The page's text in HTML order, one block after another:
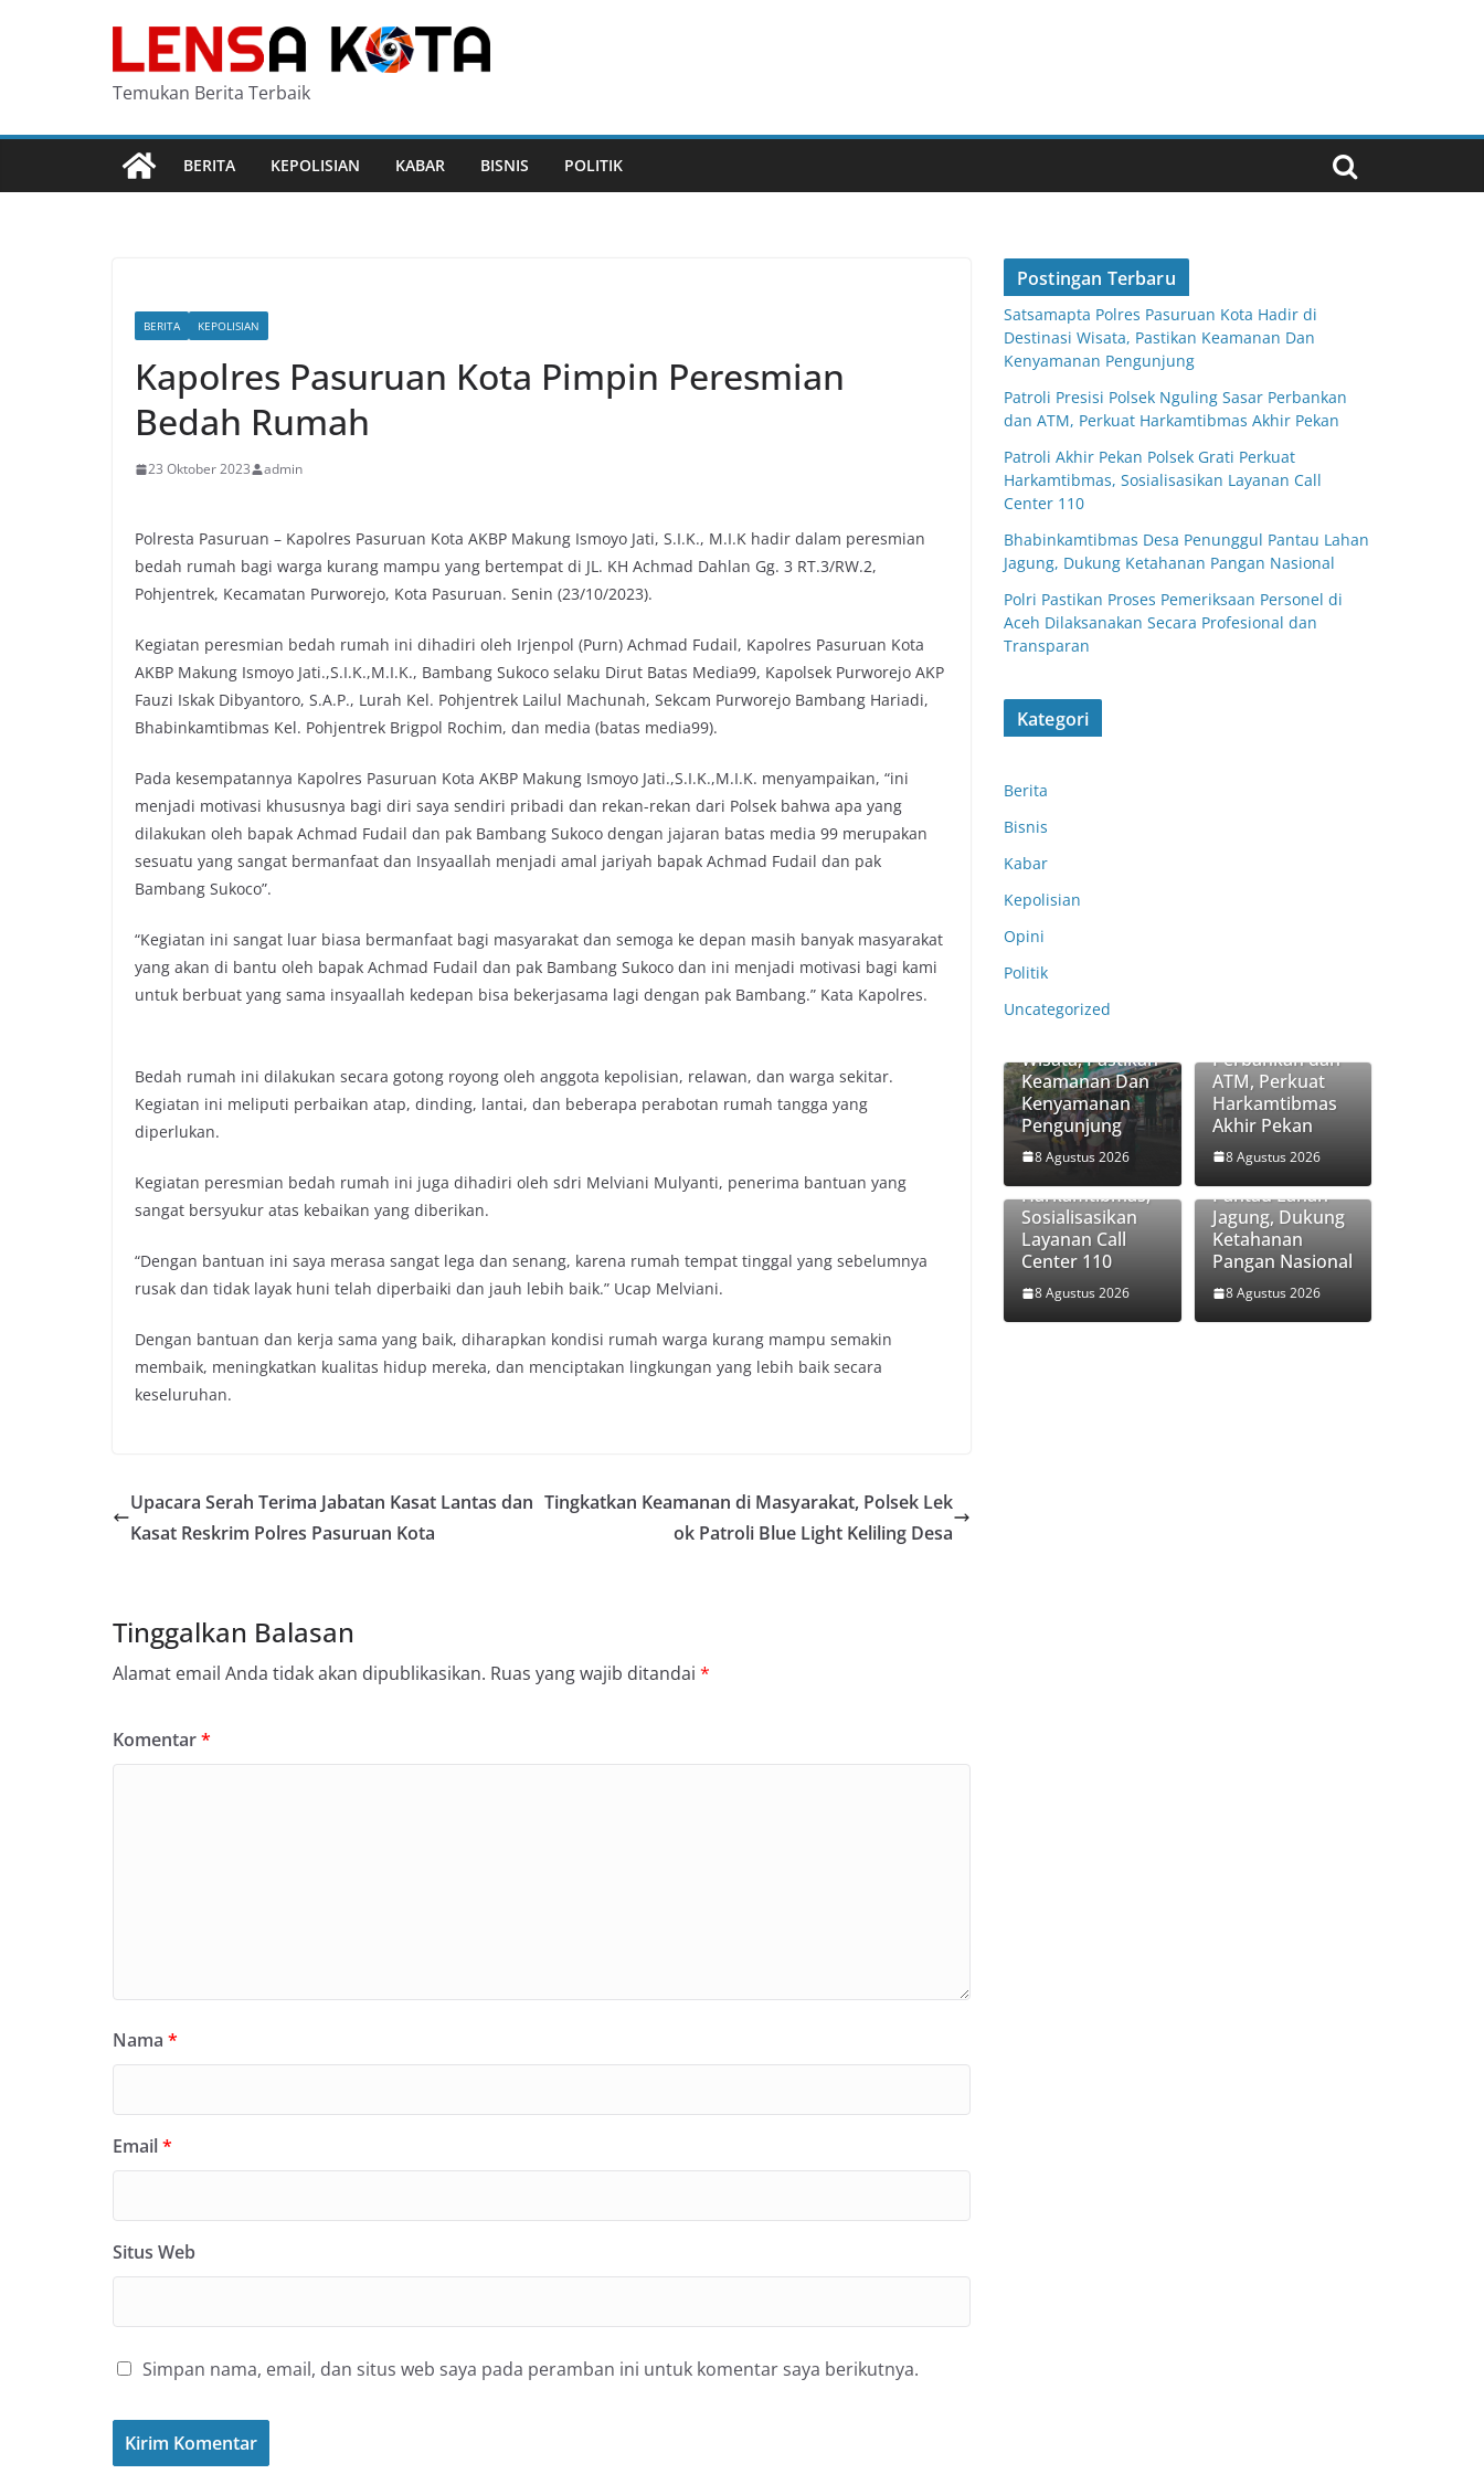
Temukan Berita Terbaik
BERITA KEPOLISIAN KABAR BISNIS POLITIK
BERITA KEPOLISIAN
Kapolres Pasuruan Kota Pimpin Peresmian
Bedah Rumah
23 Oktober 2023 admin
Polresta Pasuruan – Kapolres Pasuruan Kota AKBP Makung Ismoyo Jati, S.I.K., M.I.K hadir dalam peresmian
bedah rumah bagi warga kurang mampu yang bertempat di JL. KH Achmad Dahlan Gg. 3 RT.3/RW.2,
Pohjentrek, Kecamatan Purworejo, Kota Pasuruan. Senin (23/10/2023).
Kegiatan peresmian bedah rumah ini dihadiri oleh Irjenpol (Purn) Achmad Fudail, Kapolres Pasuruan Kota
AKBP Makung Ismoyo Jati.,S.I.K.,M.I.K., Bambang Sukoco selaku Dirut Batas Media99, Kapolsek Purworejo AKP
Fauzi Iskak Dibyantoro, S.A.P., Lurah Kel. Pohjentrek Lailul Machunah, Sekcam Purworejo Bambang Hariadi,
Bhabinkamtibmas Kel. Pohjentrek Brigpol Rochim, dan media (batas media99).
Pada kesempatannya Kapolres Pasuruan Kota AKBP Makung Ismoyo Jati.,S.I.K.,M.I.K. menyampaikan, “ini
menjadi motivasi khususnya bagi diri saya sendiri pribadi dan rekan-rekan dari Polsek bahwa apa yang
dilakukan oleh bapak Achmad Fudail dan pak Bambang Sukoco dengan jajaran batas media 99 merupakan
sesuatu yang sangat bermanfaat dan Insyaallah menjadi amal jariyah bapak Achmad Fudail dan pak
Bambang Sukoco”.
“Kegiatan ini sangat luar biasa bermanfaat bagi masyarakat dan semoga ke depan masih banyak masyarakat
yang akan di bantu oleh bapak Achmad Fudail dan pak Bambang Sukoco dan ini menjadi motivasi bagi kami
untuk berbuat yang sama insyaallah kedepan bisa bekerjasama lagi dengan pak Bambang.” Kata Kapolres.
Bedah rumah ini dilakukan secara gotong royong oleh anggota kepolisian, relawan, dan warga sekitar.
Kegiatan ini meliputi perbaikan atap, dinding, lantai, dan beberapa perabotan rumah tangga yang
diperlukan.
Kegiatan peresmian bedah rumah ini juga dihadiri oleh sdri Melviani Mulyanti, penerima bantuan yang
sangat bersyukur atas kebaikan yang diberikan.
“Dengan bantuan ini saya merasa sangat lega dan senang, karena rumah tempat tinggal yang sebelumnya
rusak dan tidak layak huni telah diperbaiki dan jauh lebih baik.” Ucap Melviani.
Dengan bantuan dan kerja sama yang baik, diharapkan kondisi rumah warga kurang mampu semakin
membaik, meningkatkan kualitas hidup mereka, dan menciptakan lingkungan yang lebih baik secara
keseluruhan.
Upacara Serah Terima Jabatan Kasat Lantas dan
Kasat Reskrim Polres Pasuruan Kota
Tingkatkan Keamanan di Masyarakat, Polsek Lek
ok Patroli Blue Light Keliling Desa
Tinggalkan Balasan
Alamat email Anda tidak akan dipublikasikan. Ruas yang wajib ditandai *
Komentar*
Nama *
Email*
Situs Web
Simpan nama, email, dan situs web saya pada peramban ini untuk komentar saya berikutnya.
Postingan Terbaru
Satsamapta Polres Pasuruan Kota Hadir di
Destinasi Wisata, Pastikan Keamanan Dan
Kenyamanan Pengunjung
Patroli Presisi Polsek Nguling Sasar Perbankan
dan ATM, Perkuat Harkamtibmas Akhir Pekan
Patroli Akhir Pekan Polsek Grati Perkuat
Harkamtibmas, Sosialisasikan Layanan Call
Center 110
Bhabinkamtibmas Desa Penunggul Pantau Lahan
Jagung, Dukung Ketahanan Pangan Nasional
Polri Pastikan Proses Pemeriksaan Personel di
Aceh Dilaksanakan Secara Profesional dan
Transparan
Kategori
Berita
Bisnis
Kabar
Kepolisian
Opini
Politik
Uncategorized
Satsamapta
Kota Hadir di
Wisata, Pastikan
Keamanan Dan
Kenyamanan
Pengunjung
8 Agustus 2026
Perbankan dan
ATM, Perkuat
Harkamtibmas
Akhir Pekan
8 Agustus 2026
Patroli Akhir
Pekan Polsek
Grati Perkuat
Harkamtibmas,
Sosialisasikan
Layanan Call
Center 110
8 Agustus 2026
Bhabinkamtibm
as Desa
Penunggul
Pantau Lahan
Jagung, Dukung
Ketahanan
Pangan Nasional
8 Agustus 2026